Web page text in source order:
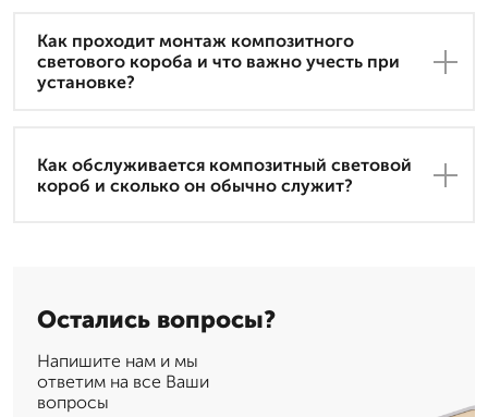
Как проходит монтаж композитного
светового короба и что важно учесть при
установке?
Как обслуживается композитный световой
короб и сколько он обычно служит?
Остались вопросы?
Напишите нам и мы
ответим на все Ваши
вопросы